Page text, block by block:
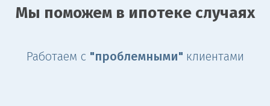
Мы поможем в ипотеке случаях
Работаем с "проблемными" клиентами